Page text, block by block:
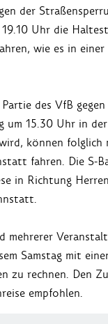
der
Uhr die
wie es in
des VfB
um 15.30 Uhr in
können folglich
fahren. Die S-
in Richtung
mehrerer
Samstag mit
zu rechnen. Den
empfohlen.